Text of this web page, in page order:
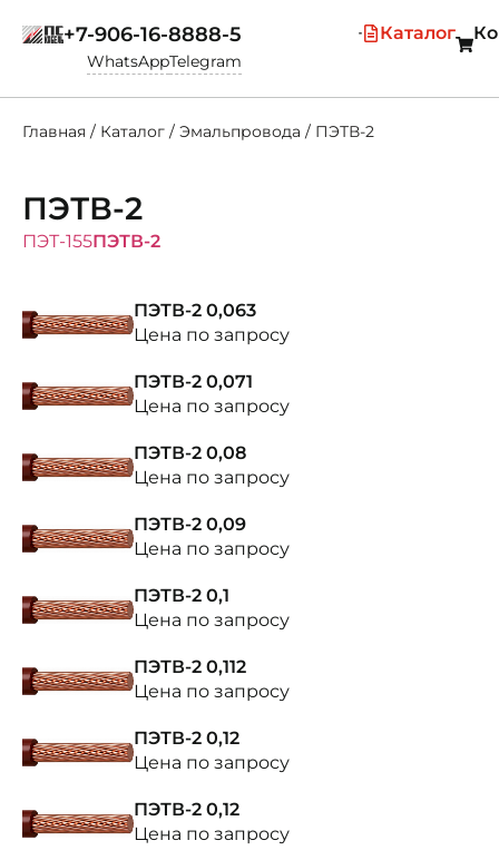
Каталог
+7-906-16-8888-5
WhatsAppTelegram
Главная / Каталог / Эмальпровода / ПЭТВ-2
ПЭТВ-2
ПЭТ-155ПЭТВ-2
ПЭТВ-2 0,063
Цена по запросу
ПЭТВ-2 0,071
Цена по запросу
ПЭТВ-2 0,08
Цена по запросу
ПЭТВ-2 0,09
Цена по запросу
ПЭТВ-2 0,1
Цена по запросу
ПЭТВ-2 0,112
Цена по запросу
ПЭТВ-2 0,12
Цена по запросу
ПЭТВ-2 0,12
Цена по запросу